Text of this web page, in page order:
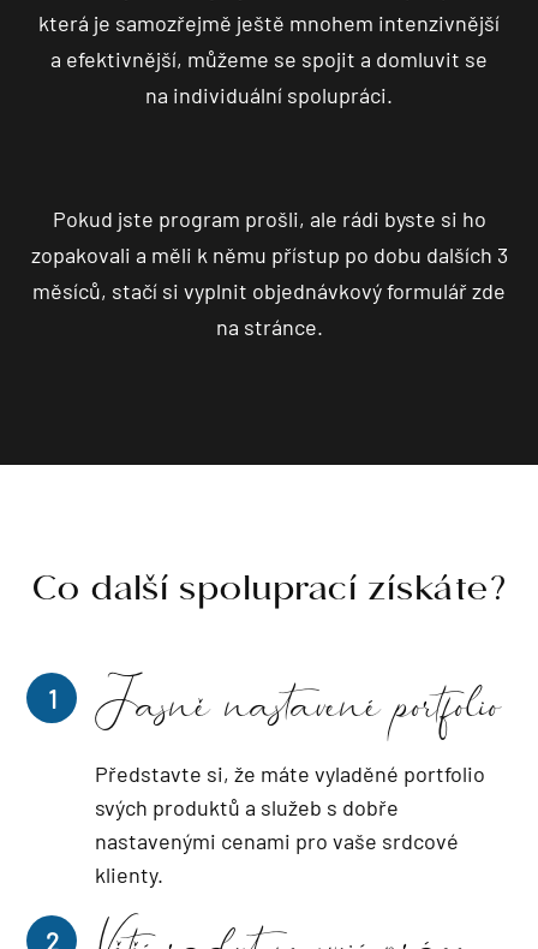
která je samozřejmě ještě mnohem intenzivnější
a efektivnější, můžeme se spojit a domluvit se
na individuální spolupráci.
Pokud jste program prošli, ale rádi byste si ho
zopakovali a měli k němu přístup po dobu dalších 3
měsíců, stačí si vyplnit objednávkový formulář zde
na stránce.
Co další spoluprací získáte?
1 Jasně nastavené portfolio
Představte si, že máte vyladěné portfolio
svých produktů a služeb s dobře
nastavenými cenami pro vaše srdcové
klienty.
2